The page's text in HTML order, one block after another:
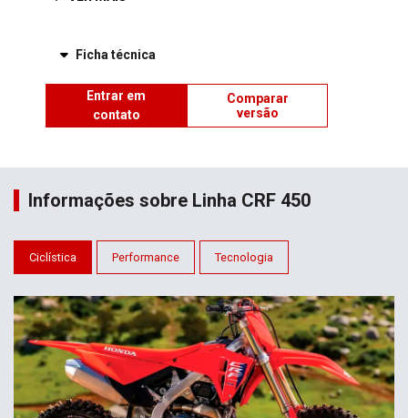
Ficha técnica
Entrar em
contato
Comparar
versão
Informações sobre Linha CRF 450
Ciclística Performance Tecnologia